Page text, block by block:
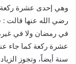
وهي إحدى عشرة
رضي الله عنها قالت :
في رمضان ولا في
عشرة ركعة كما جاء
سنة أيضاً، وتجوز